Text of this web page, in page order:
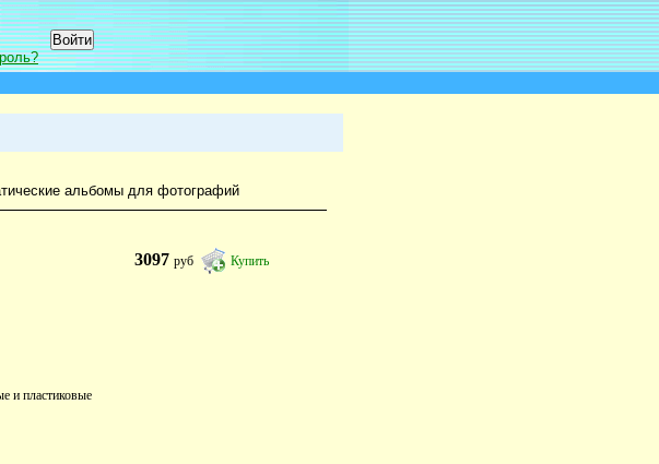
альбомы для фотографий
3097руб Купить
и пластиковые